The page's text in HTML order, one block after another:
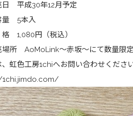
平成30年12月予定
量 5本入
1,080円（税込）
所 AoMoLink〜赤坂〜にて数量限定
虹色工房1chiへお問い合わせください